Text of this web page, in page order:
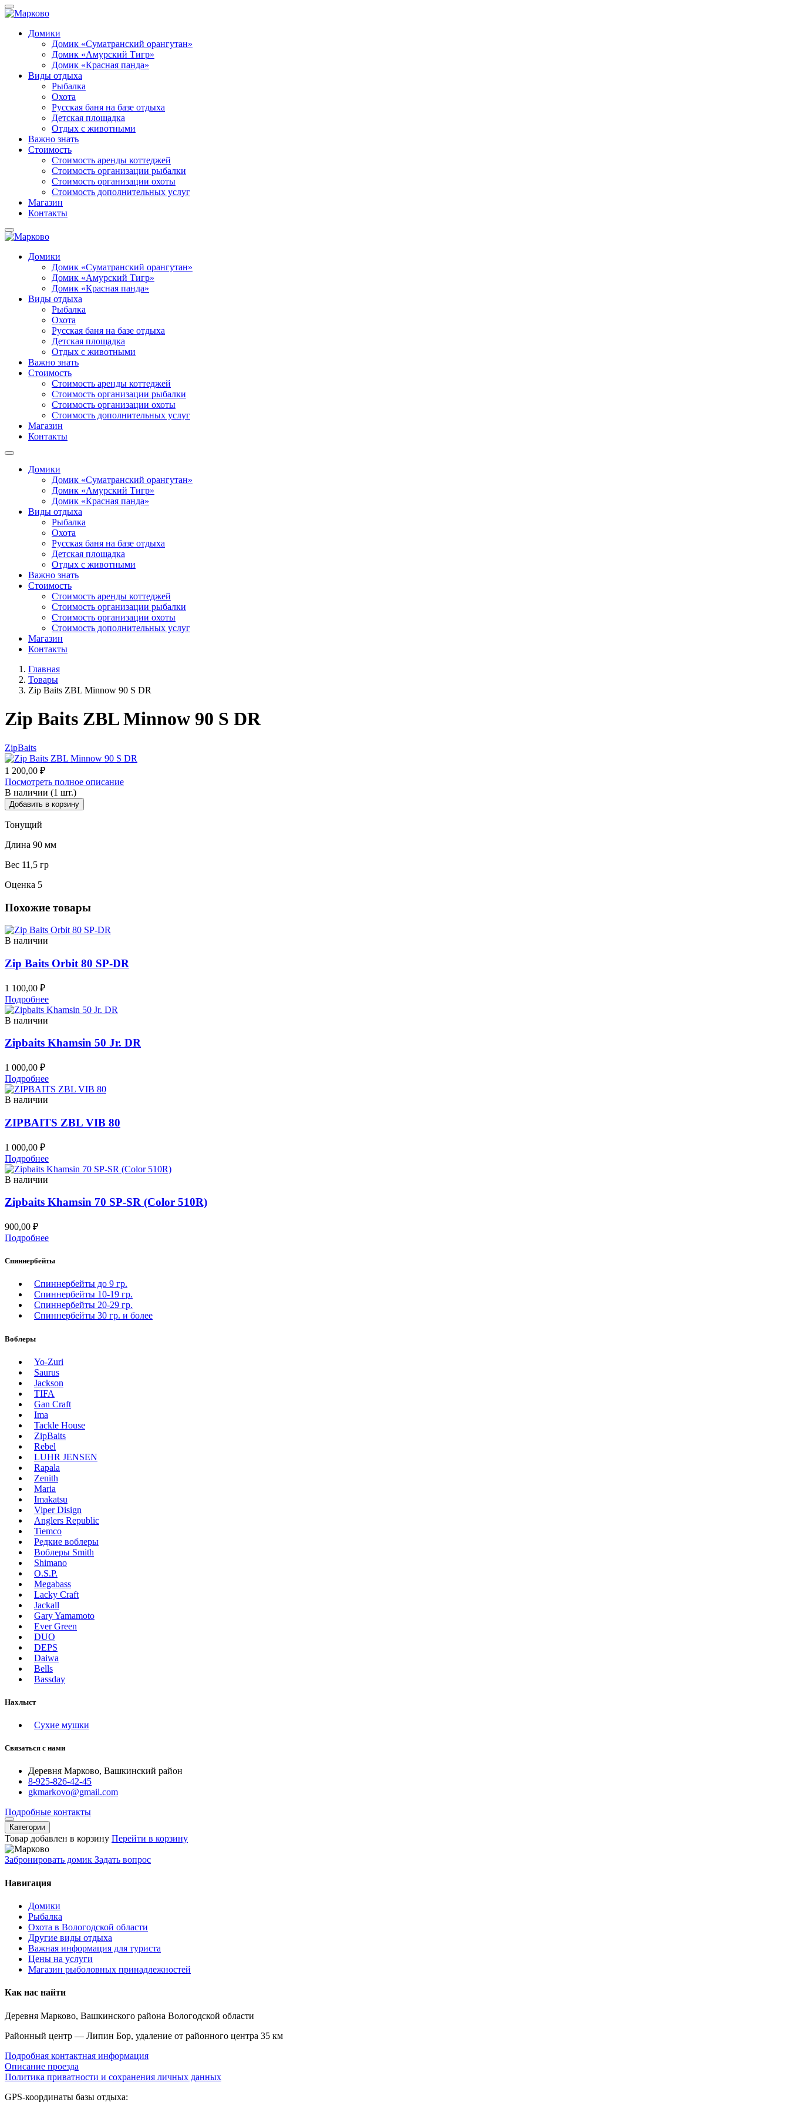
Домики
Домик «Суматранский орангутан»
Домик «Амурский Тигр»
Домик «Красная панда»
Виды отдыха
Рыбалка
Охота
Русская баня на базе отдыха
Детская площадка
Отдых с животными
Важно знать
Стоимость
Стоимость аренды коттеджей
Стоимость организации рыбалки
Стоимость организации охоты
Стоимость дополнительных услуг
Магазин
Контакты
Домики
Домик «Суматранский орангутан»
Домик «Амурский Тигр»
Домик «Красная панда»
Виды отдыха
Рыбалка
Охота
Русская баня на базе отдыха
Детская площадка
Отдых с животными
Важно знать
Стоимость
Стоимость аренды коттеджей
Стоимость организации рыбалки
Стоимость организации охоты
Стоимость дополнительных услуг
Магазин
Контакты
Домики
Домик «Суматранский орангутан»
Домик «Амурский Тигр»
Домик «Красная панда»
Виды отдыха
Рыбалка
Охота
Русская баня на базе отдыха
Детская площадка
Отдых с животными
Важно знать
Стоимость
Стоимость аренды коттеджей
Стоимость организации рыбалки
Стоимость организации охоты
Стоимость дополнительных услуг
Магазин
Контакты
Главная
Товары
Zip Baits ZBL Minnow 90 S DR
Zip Baits ZBL Minnow 90 S DR
ZipBaits
1 200,00 ₽
Посмотреть полное описание
В наличии (1 шт.)
Добавить в корзину
Тонущий
Длина 90 мм
Вес 11,5 гр
Оценка 5
Похожие товары
В наличии
Zip Baits Orbit 80 SP-DR
1 100,00 ₽
Подробнее
В наличии
Zipbaits Khamsin 50 Jr. DR
1 000,00 ₽
Подробнее
В наличии
ZIPBAITS ZBL VIB 80
1 000,00 ₽
Подробнее
В наличии
Zipbaits Khamsin 70 SP-SR (Color 510R)
900,00 ₽
Подробнее
Спиннербейты
Спиннербейты до 9 гр.
Спиннербейты 10-19 гр.
Спиннербейты 20-29 гр.
Спиннербeйты 30 гр. и более
Воблеры
Yo-Zuri
Saurus
Jackson
TIFA
Gan Craft
Ima
Tackle House
ZipBaits
Rebel
LUHR JENSEN
Rapala
Zenith
Maria
Imakatsu
Viper Disign
Anglers Republic
Tiemco
Редкие воблеры
Воблеры Smith
Shimano
O.S.P.
Megabass
Lacky Craft
Jackall
Gary Yamamoto
Ever Green
DUO
DEPS
Daiwa
Bells
Bassday
Нахлыст
Сухие мушки
Связаться с нами
Деревня Марково, Вашкинский район
8-925-826-42-45
gkmarkovo@gmail.com
Подробные контакты
Категории
Товар добавлен в корзину Перейти в корзину
Забронировать домик Задать вопрос
Навигация
Домики
Рыбалка
Охота в Вологодской области
Другие виды отдыха
Важная информация для туриста
Цены на услуги
Магазин рыболовных принадлежностей
Как нас найти
Деревня Марково, Вашкинского района Вологодской области
Районный центр — Липин Бор, удаление от районного центра 35 км
Подробная контактная информация
Описание проезда
Политика приватности и сохранения личных данных
GPS-координаты базы отдыха: